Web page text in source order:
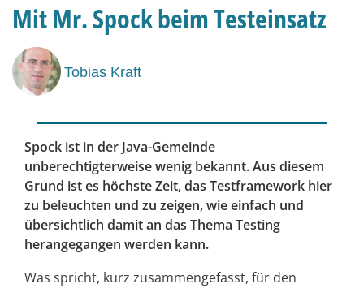
Mit Mr. Spock beim Testeinsatz
Tobias Kraft
Spock ist in der Java-Gemeinde
unberechtigterweise wenig bekannt. Aus diesem
Grund ist es höchste Zeit, das Testframework hier
zu beleuchten und zu zeigen, wie einfach und
übersichtlich damit an das Thema Testing
herangegangen werden kann.
Was spricht, kurz zusammengefasst, für den